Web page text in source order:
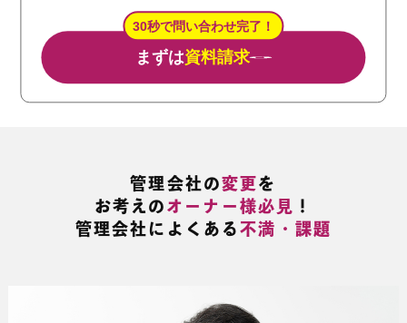
30秒で問い合わせ完了！
まずは資料請求
管理会社の変更を
お考えの オーナー様必見
！
管理会社によくある不満・課題